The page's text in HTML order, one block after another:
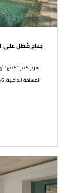
جناح مُطل على
سرير كبير "كينغ"